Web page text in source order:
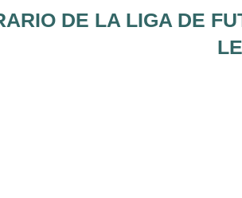
DE LA LIGA DE